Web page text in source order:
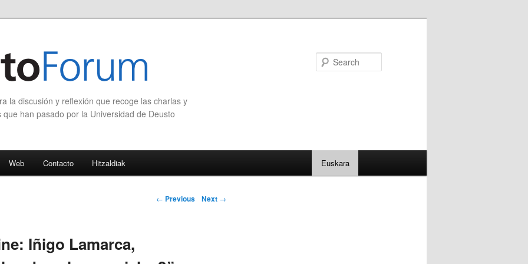
la discusión y reflexión que recoge las charlas y
han pasado por la Universidad de Deusto
Web Contacto Hitzaldiak Euskara
Post navigation
← Previous Next →
Iñigo Lamarca,